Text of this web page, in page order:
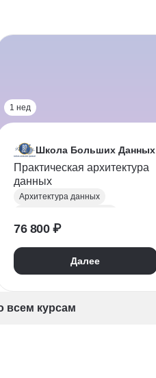
1 нед
Школа Больших Данных
Практическая архитектура
данных
Архитектура данных
SQL
Базы данных
Проектирование информационных систем
Датамайнинг
76 800 ₽
Далее
всем курсам